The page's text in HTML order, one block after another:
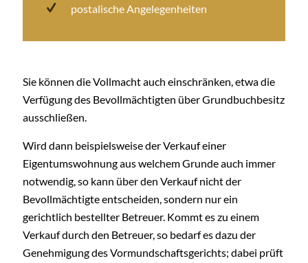
postalische Angelegenheiten
Sie können die Vollmacht auch einschränken, etwa die
Verfügung des Bevollmächtigten über Grundbuchbesitz
ausschließen.
Wird dann beispielsweise der Verkauf einer
Eigentumswohnung aus welchem Grunde auch immer
notwendig, so kann über den Verkauf nicht der
Bevollmächtigte entscheiden, sondern nur ein
gerichtlich bestellter Betreuer. Kommt es zu einem
Verkauf durch den Betreuer, so bedarf es dazu der
Genehmigung des Vormundschaftsgerichts; dabei prüft